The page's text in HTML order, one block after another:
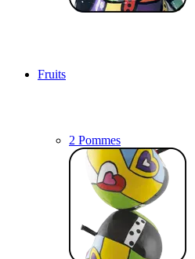
Fruits
2 Pommes